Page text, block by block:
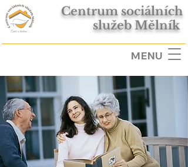
Centrum sociálních
služeb Mělník
MENU